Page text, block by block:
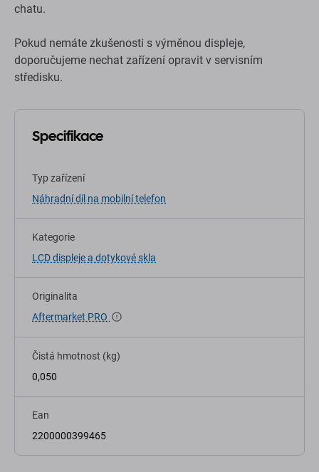
chatu.
Pokud nemáte zkušenosti s výměnou displeje,
doporučujeme nechat zařízení opravit v servisním
středisku.
Specifikace
Typ zařízení
Náhradní díl na mobilní telefon
Kategorie
LCD displeje a dotykové skla
Originalita
Aftermarket PRO
Čistá hmotnost (kg)
0,050
Ean
2200000399465